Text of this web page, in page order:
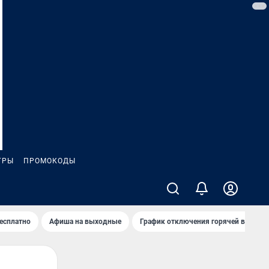
ПРОМОКОДЫ
Афиша на выходные График отключения горячей воды в